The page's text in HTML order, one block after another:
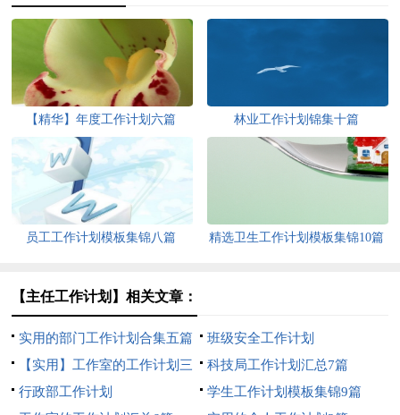
【精华】年度工作计划六篇 林业工作计划锦集十篇
员工工作计划模板集锦八篇 精选卫生工作计划模板集锦10篇
【主任工作计划】相关文章：
实用的部门工作计划合集五篇
班级安全工作计划
【实用】工作室的工作计划三
篇
科技局工作计划汇总7篇
行政部工作计划
学生工作计划模板集锦9篇